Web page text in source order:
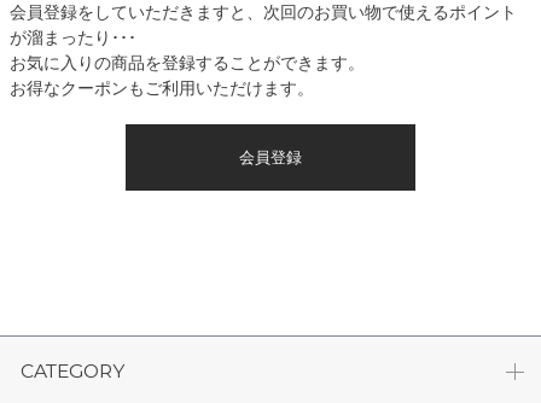
会員登録をしていただきますと、次回のお買い物で使えるポイント
が溜まったり･･･
お気に入りの商品を登録することができます。
お得なクーポンもご利用いただけます。
会員登録
CATEGORY